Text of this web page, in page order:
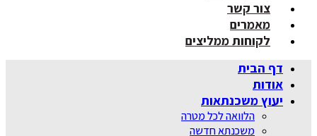
צור קשר
מאמרים
לקוחות ממליצים
דף הבית
אודות
יעוץ משכנתאות
הלוואה לכל מטרה
משכנתא חדשה